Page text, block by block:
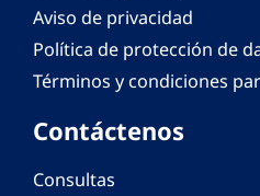
Aviso de privacidad
Política de protección de
Términos y condiciones
Contáctenos
Consultas